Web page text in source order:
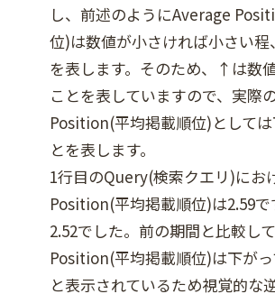
し、前述のようにAverage
位)は数値が小さければ小さい程
を表します。そのため、↑は数
ことを表していますので、実際
Position(平均掲載順位)として
とを表します。
1行目のQuery(検索クエリ)にお
Position(平均掲載順位)は2.59
2.52でした。前の期間と比較し
Position(平均掲載順位)は下が
と表示されているため視覚的な